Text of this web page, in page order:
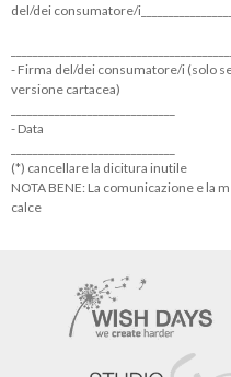
del/dei consumatore/
- Firma del/dei consumatore/i (solo
versione cartacea)
- Data
(*) cancellare la dicitura inutile
NOTA BENE: La comunicazione e la
calce